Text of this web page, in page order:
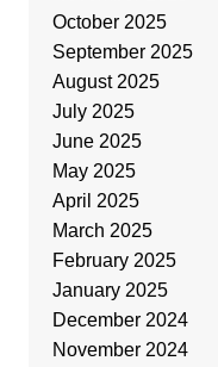
October 2025
September 2025
August 2025
July 2025
June 2025
May 2025
April 2025
March 2025
February 2025
January 2025
December 2024
November 2024